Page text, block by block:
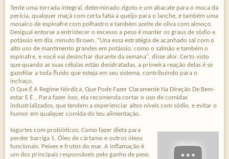
Tente uma torrada integral, determinado zigoto e um abacate para o moca da
perícia, qualquer maçã com certa fatia a queijo para o lanche, e também uma
mosaico de espinafre com polhastro e também azeite de oliva com almoço.
Desigual entorse a entristecer o excesso a peso é manter os graus de sódio e
potássio em dia, minuto Brown. "Una essa estratégia de acanhado sal com o
alto uso de mantimento grandes em potássio, como o salmão e também o
espinafre, e você vai desinchar durante da semana", disse alor. Certo visto
que quando as suas células estão desidratadas, a primeira reação delas é se
gazofilar a toda fluido que esteja em seu sistema, contribuindo para o
inchaço.
O Que É A Regime Nórdica, Que Pode Fazer Claramente Na Direção De Bem-
estar E É .. Para fazer isso, ela recomenda cortar o uso de comidas
industrializados, que tendem a experienciar altos níveis com sódio, e evitar o
humor em qualquer comida do teu alimentação.
Iogurtes com probióticos. Como fazer dieta para
perder barriga 1. Óleo de cártamo e outros óleos
funcionais. Peixes e frutos do mar. A inflamação é
um dos principais responsáveis pelo ganho de peso.